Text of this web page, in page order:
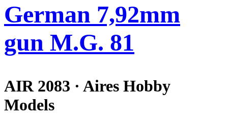
German 7,92mm
gun M.G. 81
AIR 2083 · Aires Hobby
Models